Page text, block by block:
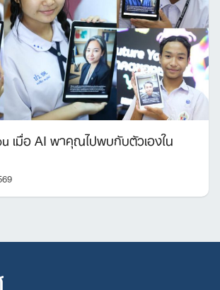
เมื่อ AI พาคุณไปพบกับตัวเองใน